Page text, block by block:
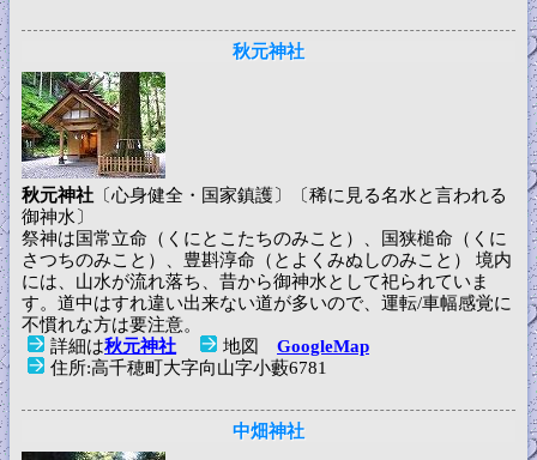
秋元神社
秋元神社 〔心身健全・国家鎮護〕〔稀に見る名水と言われる
御神水〕
祭神は国常立命（くにとこたちのみこと）、国狭槌命（くに
さつちのみこと）、豊斟淳命（とよくみぬしのみこと） 境内
には、山水が流れ落ち、昔から御神水として祀られていま
す。道中はすれ違い出来ない道が多いので、運転/車幅感覚に
不慣れな方は要注意。
詳細は秋元神社 地図 GoogleMap
住所:高千穂町大字向山字小藪6781
中畑神社